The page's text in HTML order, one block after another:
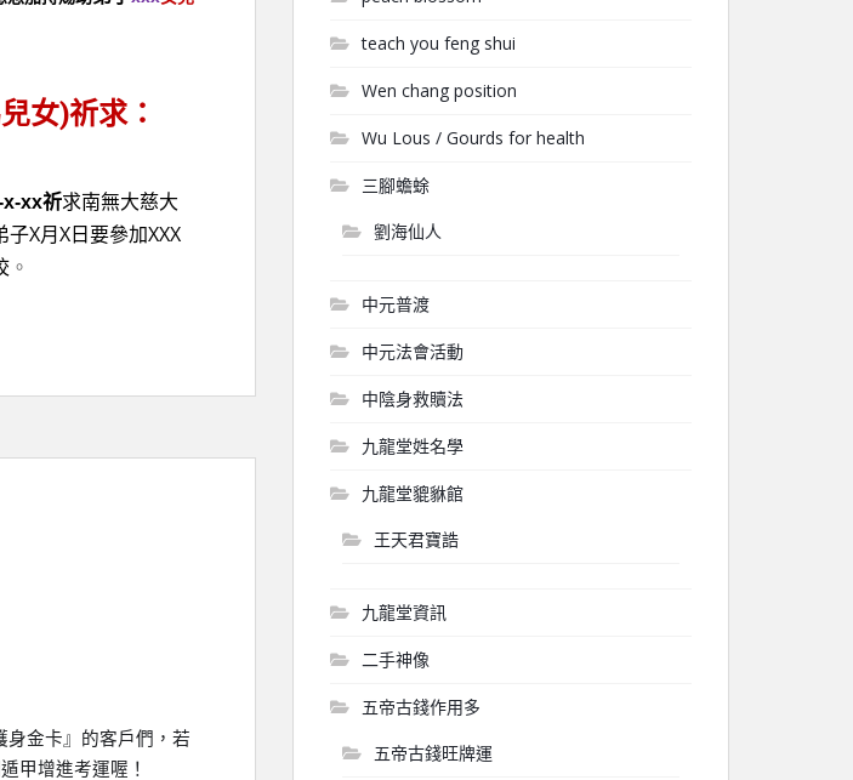
女)祈求：
x-xx祈求南無大慈大
子X月X日要參加XXX
。
身金卡』的客戶們，若
甲增進考運喔！
teach you feng shui
Wen chang position
Wu Lous / Gourds for health
三腳蟾蜍
劉海仙人
中元普渡
中元法會活動
中陰身救贖法
九龍堂姓名學
九龍堂貔貅館
王天君寶誥
九龍堂資訊
二手神像
五帝古錢作用多
五帝古錢旺牌運